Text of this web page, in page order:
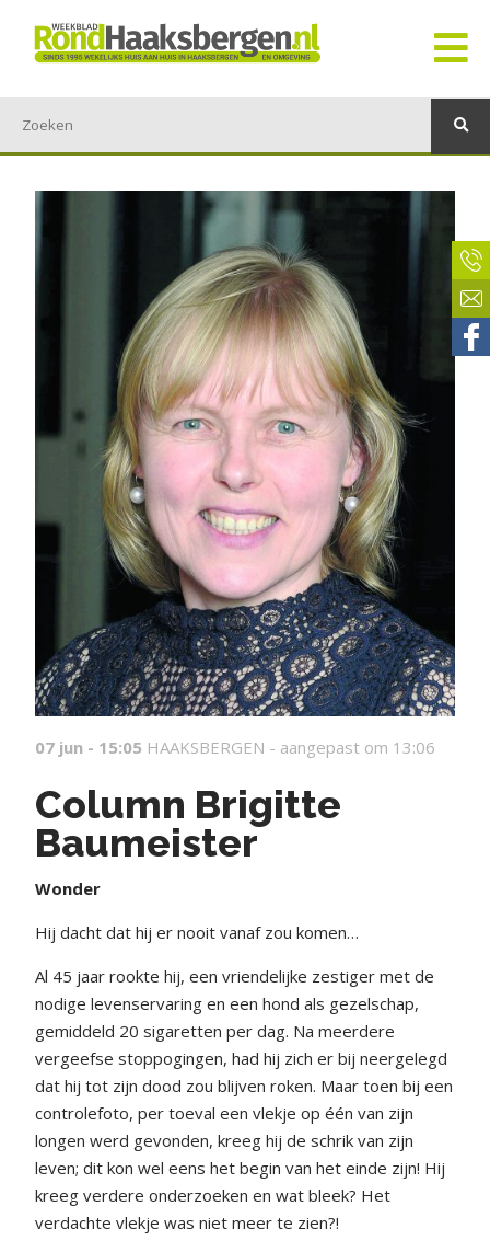
07 jun - 15:05 HAAKSBERGEN - aangepast om 13:06
Column Brigitte
Baumeister
Wonder
Hij dacht dat hij er nooit vanaf zou komen…
Al 45 jaar rookte hij, een vriendelijke zestiger met de
nodige levenservaring en een hond als gezelschap,
gemiddeld 20 sigaretten per dag. Na meerdere
vergeefse stoppogingen, had hij zich er bij neergelegd
dat hij tot zijn dood zou blijven roken. Maar toen bij een
controlefoto, per toeval een vlekje op één van zijn
longen werd gevonden, kreeg hij de schrik van zijn
leven; dit kon wel eens het begin van het einde zijn! Hij
kreeg verdere onderzoeken en wat bleek? Het
verdachte vlekje was niet meer te zien?!